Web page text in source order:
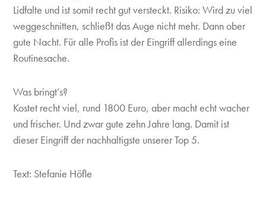
Lidfalte und ist somit recht gut versteckt. Risiko: Wird zu viel
weggeschnitten, schließt das Auge nicht mehr. Dann ober
gute Nacht. Für alle Profis ist der Eingriff allerdings eine
Routinesache.
Was bringt’s?
Kostet recht viel, rund 1800 Euro, aber macht echt wacher
und frischer. Und zwar gute zehn Jahre lang. Damit ist
dieser Eingriff der nachhaltigste unserer Top 5.
Text: Stefanie Höfle